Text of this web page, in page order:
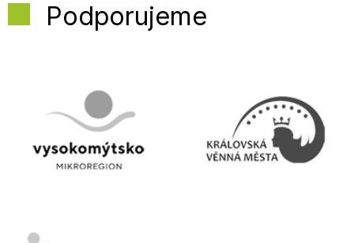
Podporujeme